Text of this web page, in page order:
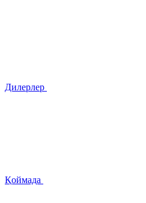
Дилерлер
Қоймада